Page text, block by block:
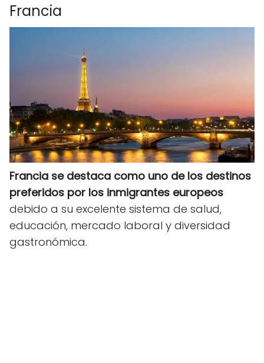
Francia
Francia se destaca como uno de los destinos
preferidos por los inmigrantes europeos
debido a su excelente sistema de salud,
educación, mercado laboral y diversidad
gastronómica.